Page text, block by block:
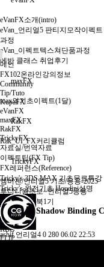
eVanFX소개(intro)
eVan_언리얼5 판티지모작이펙
과정
eVan_이펙트텍스쳐단품과정
에반 클래스 취업후기
maxFX
max의기초이펙트(1달)
RakFX
Rak_UI_FX커리큘럼
TrickyFX
엠버젠/언리얼5 기초/응용-2025
후디니왕초보~언리얼5응용
후디니플립북1기
Overview
PYRO
RBD
FLIP
메인
FX102온라인강의정보
Community
Tip/Tuto
KupaFX
eVanFX
maxFX
RakFX
TrickyFX
자료실/번역자료
이펙트팁(FX Tip)
FX레퍼런스(Reference)
Tricky's 3DS MAX 기초무료특강
Tricky's 완전기초 Houdini설명
Shadow Binding
ashif 언리얼4 0 280 06.02 22:53